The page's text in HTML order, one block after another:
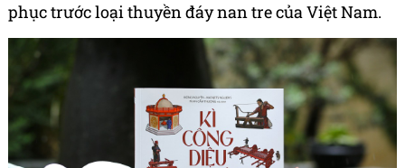
phục trước loại thuyền đáy nan tre của Việt Nam.